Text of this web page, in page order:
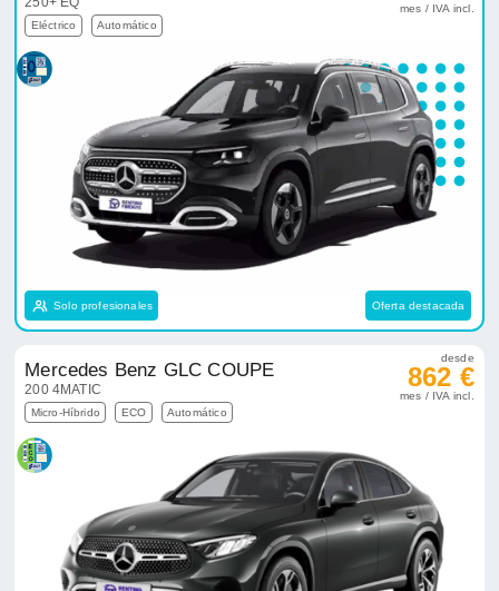
Eléctrico Automático
mes / IVA incl.
Solo profesionales Oferta destacada
Mercedes Benz GLC COUPE
200 4MATIC
Micro-Híbrido ECO Automático
desde
862 €
mes / IVA incl.